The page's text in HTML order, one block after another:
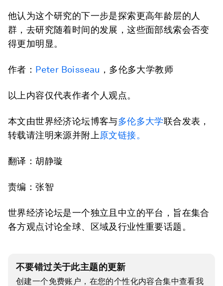
他认为这个研究的下一步是探索更高年龄层的人
群，去研究随着时间的发展，这些面部线索会否变
得更加明显。
作者： Peter Boisseau ，多伦多大学教师
以上内容仅代表作者个人观点。
本文由世界经济论坛博客与多伦多大学联合发表，
转载请注明来源并附上原文链接。
翻译：胡静璇
责编：张智
世界经济论坛是一个独立且中立的平台，旨在集合
各方观点讨论全球、区域及行业性重要话题。
不要错过关于此主题的更新
创建一个免费账户，在您的个性化内容合集中查看我